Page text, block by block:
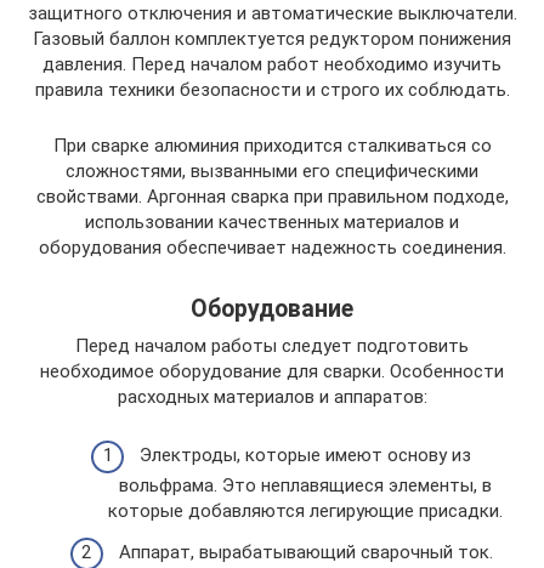
защитного отключения и автоматические выключатели.
Газовый баллон комплектуется редуктором понижения
давления. Перед началом работ необходимо изучить
правила техники безопасности и строго их соблюдать.
При сварке алюминия приходится сталкиваться со
сложностями, вызванными его специфическими
свойствами. Аргонная сварка при правильном подходе,
использовании качественных материалов и
оборудования обеспечивает надежность соединения.
Оборудование
Перед началом работы следует подготовить
необходимое оборудование для сварки. Особенности
расходных материалов и аппаратов:
Электроды, которые имеют основу из
вольфрама. Это неплавящиеся элементы, в
которые добавляются легирующие присадки.
Аппарат, вырабатывающий сварочный ток.